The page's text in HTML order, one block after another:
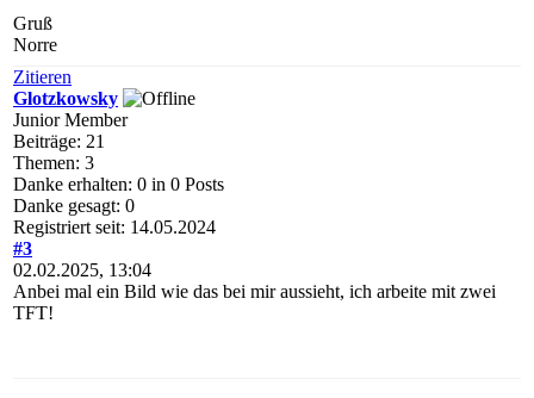
Gruß
Norre
Zitieren
Glotzkowsky
Junior Member
Beiträge: 21
Themen: 3
Danke erhalten: 0 in 0 Posts
Danke gesagt: 0
Registriert seit: 14.05.2024
#3
02.02.2025, 13:04
Anbei mal ein Bild wie das bei mir aussieht, ich arbeite mit zwei
TFT!